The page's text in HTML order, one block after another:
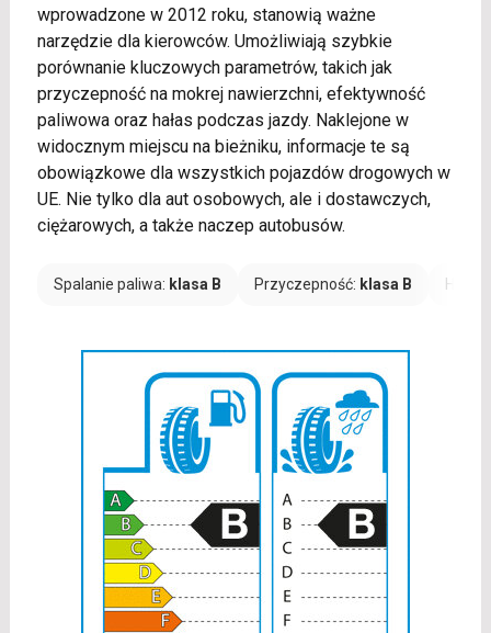
wprowadzone w 2012 roku, stanowią ważne
narzędzie dla kierowców. Umożliwiają szybkie
porównanie kluczowych parametrów, takich jak
przyczepność na mokrej nawierzchni, efektywność
paliwowa oraz hałas podczas jazdy. Naklejone w
widocznym miejscu na bieżniku, informacje te są
obowiązkowe dla wszystkich pojazdów drogowych w
UE. Nie tylko dla aut osobowych, ale i dostawczych,
ciężarowych, a także naczep autobusów.
Spalanie paliwa: klasa B Przyczepność: klasa B Hałas: